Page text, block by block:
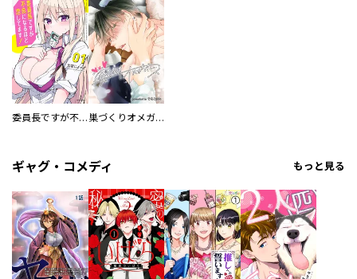
委員長ですが不良になるほど恋してます！ 巣づくりオメガバース
ギャグ・コメディ もっと見る